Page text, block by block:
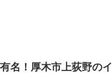
名！厚木市上荻野のイ